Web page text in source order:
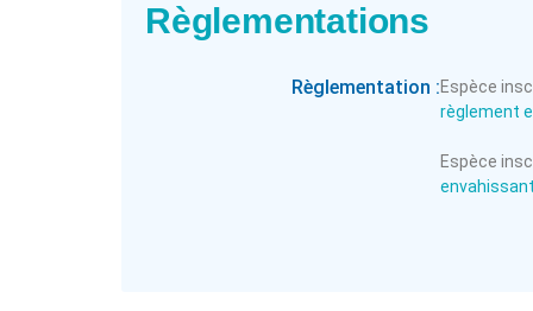
Règlementations
Règlementation :Espèce
règlement
Espèce